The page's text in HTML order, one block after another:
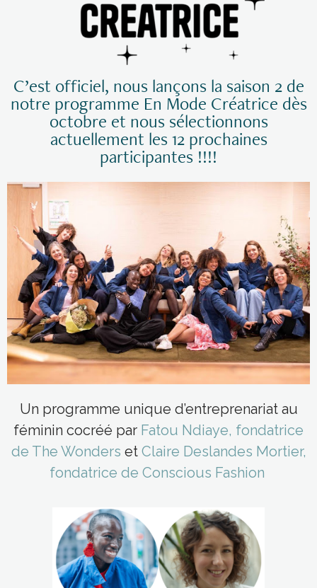
C’est officiel, nous lançons la saison 2 de
notre programme En Mode Créatrice dès
octobre et nous sélectionnons
actuellement les 12 prochaines
participantes !!!!
Un programme unique d’entreprenariat au
féminin cocréé par Fatou Ndiaye, fondatrice
de The Wonders
et Claire Deslandes Mortier,
fondatrice de Conscious Fashion